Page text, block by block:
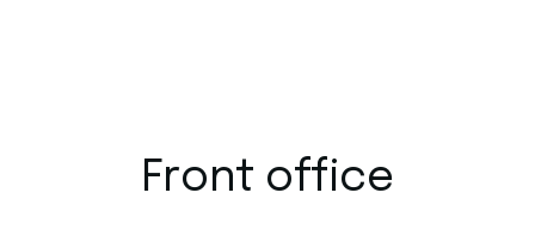
Front office